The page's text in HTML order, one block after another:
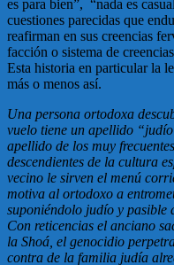
es para bien”, “nada es
cuestiones parecidas que
reafirman en sus creencias
facción o sistema de
Esta historia en particular la
más o menos así.
Una persona ortodoxa
vuelo tiene un apellido
apellido de los muy
descendientes de la cultura
vecino le sirven el menú
motiva al ortodoxo a
suponiéndolo judío y pasible
Con reticencias el anciano
la Shoá, el genocidio
contra de la familia judía